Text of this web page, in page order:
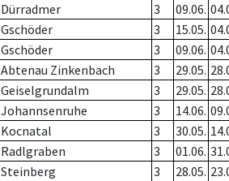
Dürradmer 3 09.06.
Gschöder 3 15.05.
Gschöder 3 09.06.
Abtenau Zinkenbach 3 29.05.
Geiselgrundalm 3 29.05.
Johannsenruhe 3 14.06.
Kocnatal 3 30.05.
Radlgraben 3 01.06.
Steinberg 3 28.05.